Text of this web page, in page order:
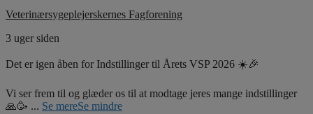
Veterinærsygeplejerskernes Fagforening
3 uger siden
Det er igen åben for Indstillinger til Årets VSP 2026 ☀️🎉
Vi ser frem til og glæder os til at modtage jeres mange indstillinger
🙏🥳 ... Se mereSe mindre